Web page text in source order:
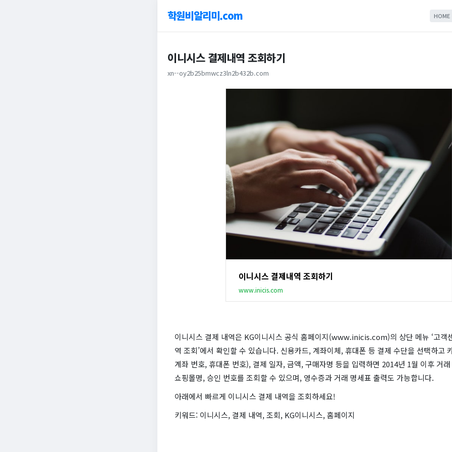
학원비알리미.com HOME
이니시스 결제내역 조회하기
xn--oy2b25bmwcz3ln2b432b.com
이니시스 결제내역 조회하기
www.inicis.com
이니시스 결제 내역은 KG이니시스 공식 홈페이지(www.inicis.com)의 상단 메뉴 ‘고
역 조회’에서 확인할 수 있습니다. 신용카드, 계좌이체, 휴대폰 등 결제 수단을 선택하고
계좌 번호, 휴대폰 번호), 결제 일자, 금액, 구매자명 등을 입력하면 2014년 1월 이후 거
쇼핑몰명, 승인 번호를 조회할 수 있으며, 영수증과 거래 명세표 출력도 가능합니다.
아래에서 빠르게 이니시스 결제 내역을 조회하세요!
키워드: 이니시스, 결제 내역, 조회, KG이니시스, 홈페이지